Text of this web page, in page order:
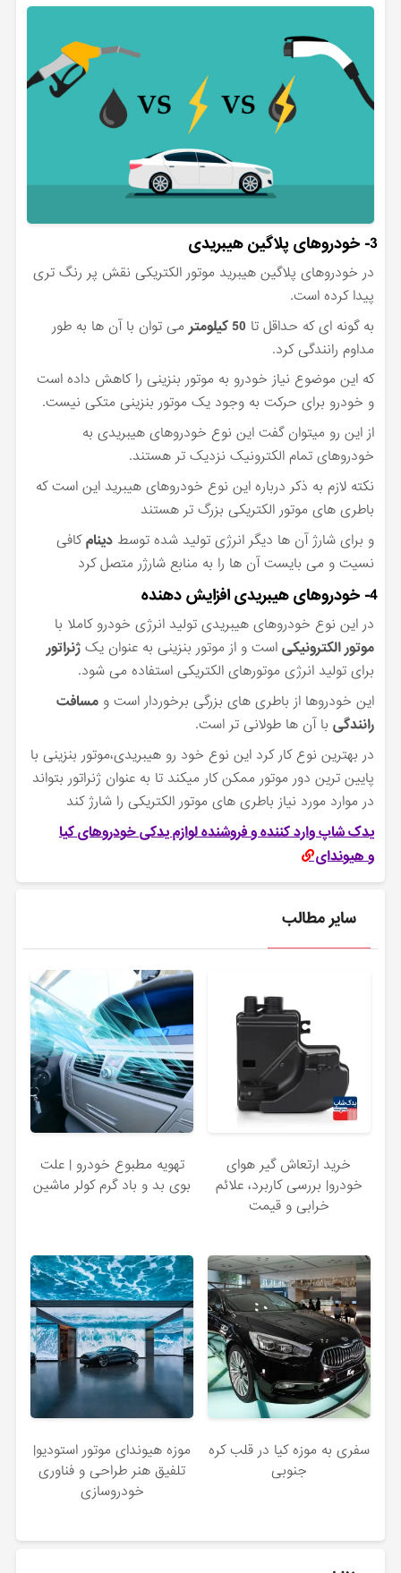
3- خودروهای پلاگین هیبریدی
در خودروهای پلاگین هیبرید موتور الکتریکی نقش پر رنگ تری
پیدا کرده است.
به گونه ای که حداقل تا 50 کیلومتر
می توان با آن ها به طور
مداوم رانندگی کرد.
که این موضوع نیاز خودرو به موتور بنزینی را کاهش داده است
و خودرو برای حرکت به وجود یک موتور بنزینی متکی نیست.
از این رو میتوان گفت این نوع خودروهای هیبریدی به
خودروهای تمام الکترونیک نزدیک تر هستند.
نکته لازم به ذکر درباره این نوع خودروهای هیبرید این است که
باطری های موتور الکتریکی بزرگ تر هستند
و برای شارژ آن ها دیگر انرژی تولید شده توسطدینامکافی
نسیت و می بایست آن ها را به منابع شارژر متصل کرد
4- خودروهای هیبریدی افزایش دهنده
در این نوع خودروهای هیبریدی تولید انرژی خودرو کاملا با
موتور الکترونیکی است و از موتور بنزینی به عنوان یکژنراتور
برای تولید انرژی موتورهای الکتریکی استفاده می شود.
این خودروها از باطری های بزرگی برخوردار است ومسافت
رانندگی با آن ها طولانی تر است.
در بهترین نوع کار کرد این نوع خود رو هیبریدی،موتور بنزینی با
پایین ترین دور موتور ممکن کار میکند تا به عنوان ژنراتور بتواند
در موارد مورد نیاز باطری های موتور الکتریکی را شارژ کند
یدک شاپ وارد کننده و فروشنده لوازم یدکیخودروهایکیا
وهیوندای
سایر مطالب
خرید ارتعاش‌ گیر هوای
خودرو| بررسی کاربرد، علائم
خرابی و قیمت
تهویه مطبوع خودرو | علت
بوی بد و باد گرم کولر ماشین
سفری به موزه کیا در قلب کره‌
جنوبی
موزه هیوندای موتور استودیو|
تلفیق هنر طراحی و فناوری
خودروسازی